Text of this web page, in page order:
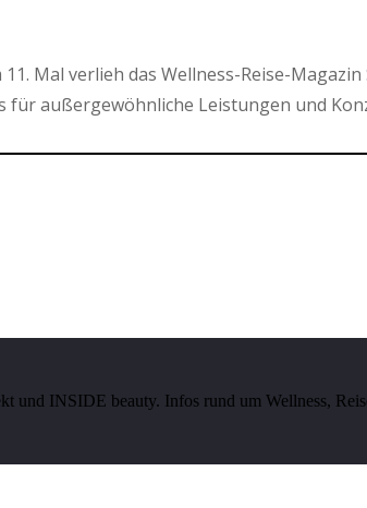
11. Mal verlieh das Wellness-Reise-
außergewöhnliche Leistungen und
und INSIDE beauty. Infos rund um Wellness,